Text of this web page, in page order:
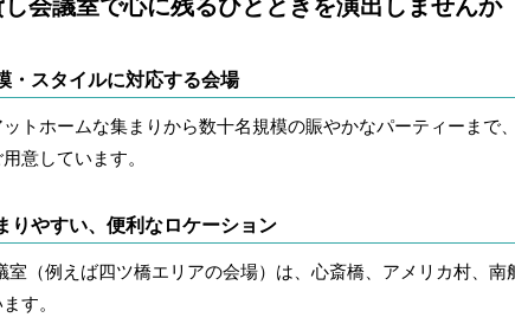
会議室で心に残るひとときを演出しませんか
・スタイルに対応する会場
トホームな集まりから数十名規模の賑やかなパーティーま
意しています。
りやすい、便利なロケーション
室（例えば四ツ橋エリアの会場）は、心斎橋、アメリカ村、
す。